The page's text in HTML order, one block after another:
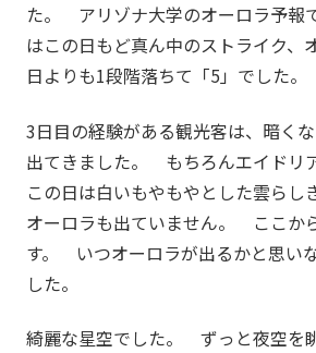
た。 アリゾナ大学のオーロラ予報
はこの日もど真ん中のストライク、
日よりも1段階落ちて「5」でした。
3日目の経験がある観光客は、暗く
出てきました。 もちろんエイドリ
この日は白いもやもやとした雲らし
オーロラも出ていません。 ここか
す。 いつオーロラが出るかと思い
した。
綺麗な星空でした。 ずっと夜空を